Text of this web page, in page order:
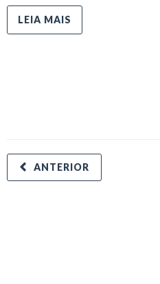
LEIA MAIS
ANTERIOR